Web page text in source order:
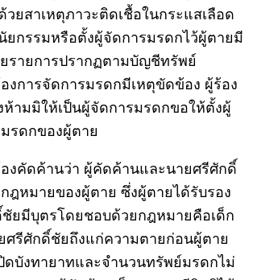
ยสาเหตุภาวะติดเชื้อในกระแสเลือด
ยกรรมหรือตั้งผู้จัดการมรดกไว้ผู้ตายมี
รายการปรากฏตามบัญชีทรัพย์
งการจัดการมรดกมีเหตุขัดข้อง ผู้ร้อง
ห้ามมิให้เป็นผู้จัดการมรดกขอให้ตั้งผู้
รดกของผู้ตาย
งคัดค้านว่า ผู้คัดค้านและนายศรีศักดิ์
ฎหมายของผู้ตาย ซึ่งผู้ตายได้รับรอง
ยมีบุตรโดยชอบด้วยกฎหมายคือเด็ก
รีศักดิ์ชัยถึงแก่ความตายก่อนผู้ตาย
ดบังทายาทและจำนวนทรัพย์มรดกไม่